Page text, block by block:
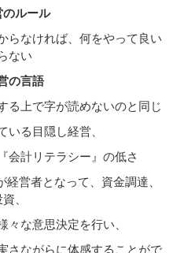
のルール
らなければ、何をやって良い
ない
の言語
る上で字が読めないのと同じ
いる目隠し経営、
会計リテラシー』の低さ
営者となって、資金調達、
、
々な意思決定を行い、
さながらに体感することがで